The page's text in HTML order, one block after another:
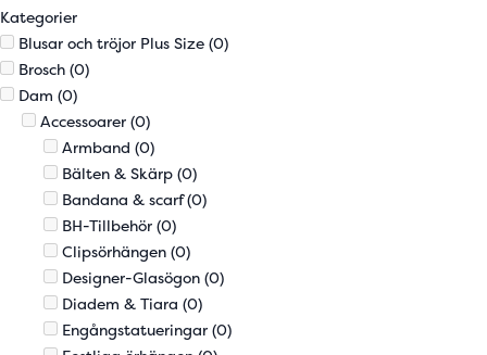
Kategorier
Blusar och tröjor Plus Size (0)
Brosch (0)
Dam (0)
Accessoarer (0)
Armband (0)
Bälten & Skärp (0)
Bandana & scarf (0)
BH-Tillbehör (0)
Clipsörhängen (0)
Designer-Glasögon (0)
Diadem & Tiara (0)
Engångstatueringar (0)